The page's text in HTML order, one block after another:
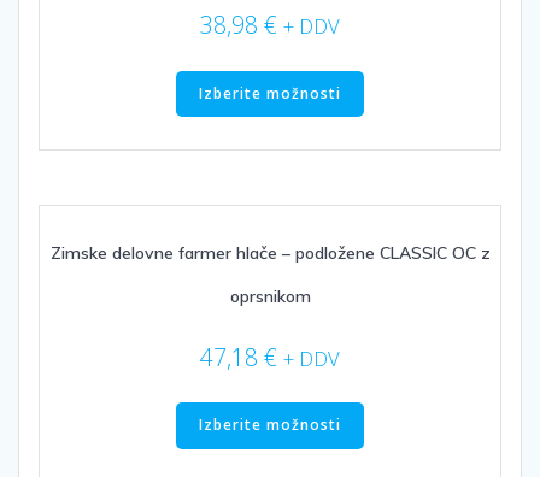
38,98 € + DDV
Izberite možnosti
ima
več
Možnosti
izberete
Zimske delovne farmer hlače – podložene CLASSIC OC z
oprsnikom
47,18 € + DDV
Izberite možnosti
Ta
ima